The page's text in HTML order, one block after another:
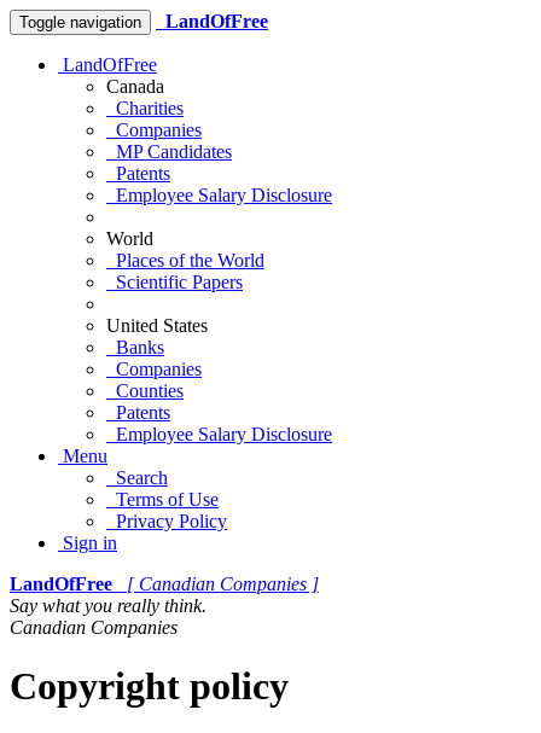
Toggle navigation LandOfFree
LandOfFree
Canada
Charities
Companies
MP Candidates
Patents
Employee Salary Disclosure
World
Places of the World
Scientific Papers
United States
Banks
Companies
Counties
Patents
Employee Salary Disclosure
Menu
Search
Terms of Use
Privacy Policy
Sign in
LandOfFree
[ Canadian Companies ]
Say what you really think.
Canadian Companies
Copyright policy